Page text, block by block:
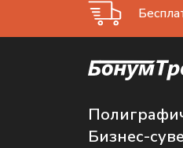
Бизнес-